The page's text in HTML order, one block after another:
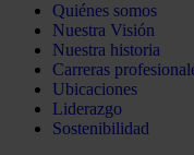
Quiénes somos
Nuestra Visión
Nuestra historia
Carreras
Ubicaciones
Liderazgo
Sostenibilidad